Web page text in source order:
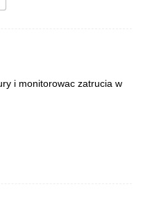
i monitorowac zatrucia w